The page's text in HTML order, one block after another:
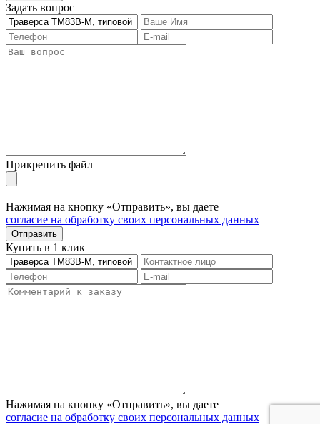
Задать вопрос
Прикрепить файл
Нажимая на кнопку «Отправить», вы даете
согласие на обработку своих персональных данных
Отправить
Купить в 1 клик
Нажимая на кнопку «Отправить», вы даете
согласие на обработку своих персональных данных